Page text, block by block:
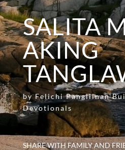
SALITA
AKING
byFelichi Pangilinan
Devotionals
SHARE WITH FAMILY AND